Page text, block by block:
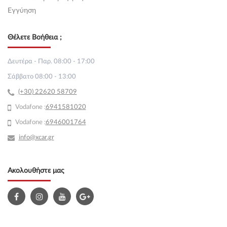
Εγγύηση
Θέλετε Βοήθεια ;
Δευτέρα - Παρ. 08:00 - 17:00
Σάββατο 08:00 - 13:00
(+30) 22620 58709
Vodafone :6941581020
Vodafone :6946001764
info@xcar.gr
Ακολουθήστε μας